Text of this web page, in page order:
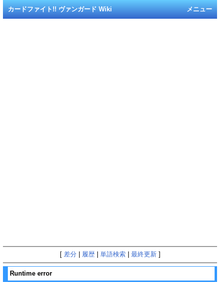
メニュー
カードファイト!! ヴァンガード Wiki
[ 差分 履歴| 単語検索| 最終更新]
Runtime error